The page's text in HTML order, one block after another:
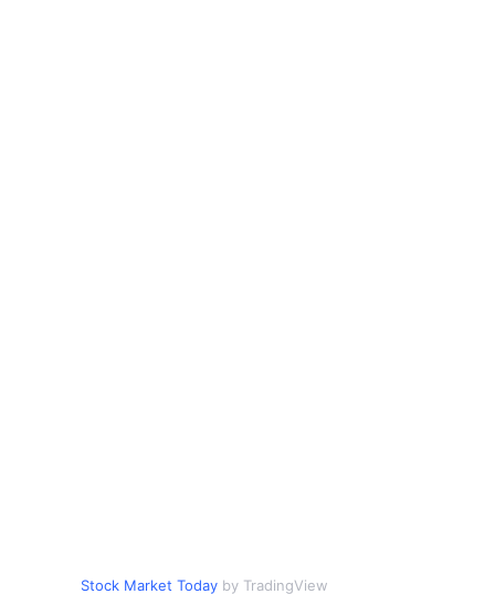
Stock Market Today by TradingView